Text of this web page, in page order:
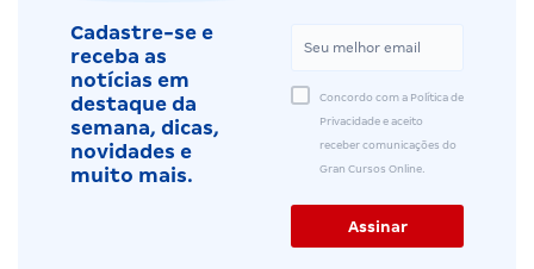
Cadastre-se e
receba as
notícias em
destaque da
semana, dicas,
novidades e
muito mais.
Concordo com a Política de
Privacidade e aceito
receber comunicações do
Gran Cursos Online.